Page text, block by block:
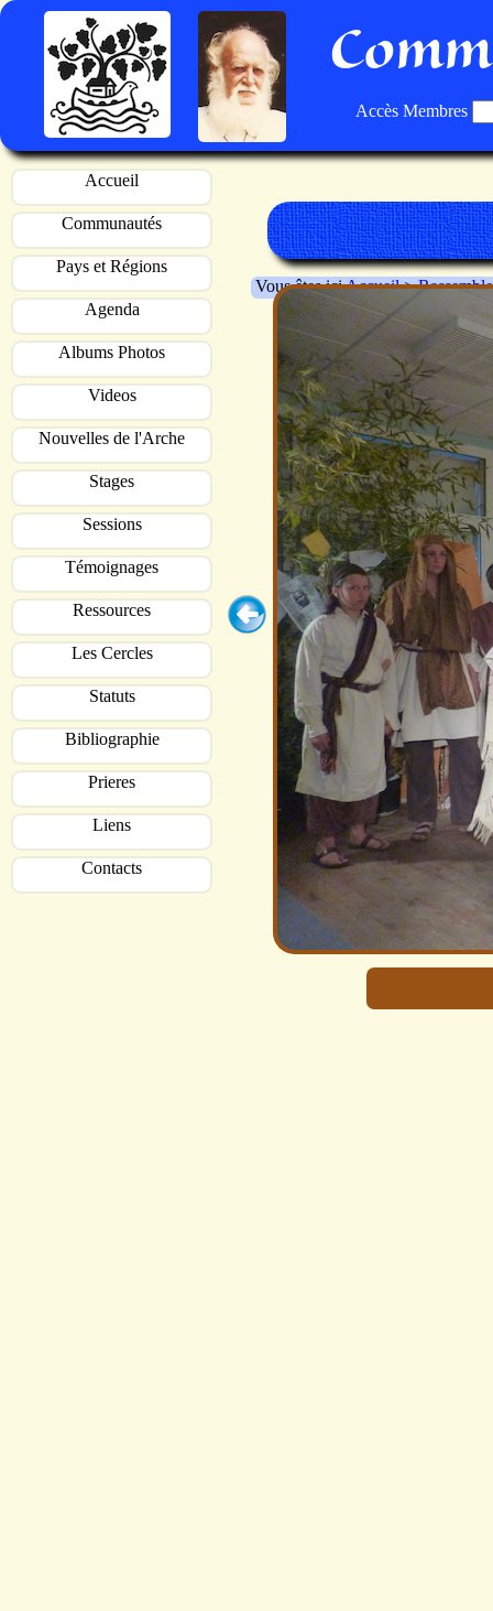
Accès Membres
Accueil
Communautés
Pays et Régions
Agenda
Albums Photos
Videos
Nouvelles de l'Arche
Stages
Sessions
Témoignages
Ressources
Les Cercles
Statuts
Bibliographie
Prieres
Liens
Contacts
Vous êtes iciAccueil>